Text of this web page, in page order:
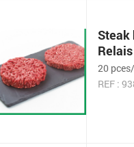
Steak
20
REF :